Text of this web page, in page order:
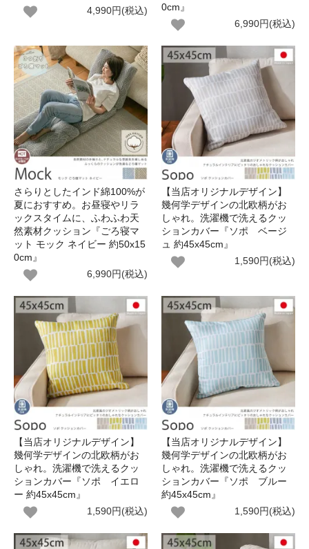
4,990円(税込)
0cm』
6,990円(税込)
さらりとしたインド綿100%が
夏におすすめ。お昼寝やリラ
ックスタイムに、ふわふわ天
然素材クッション『ごろ寝マ
ット モック ネイビー 約50x15
0cm』
6,990円(税込)
【当店オリジナルデザイン】
幾何学デザインの北欧柄がお
しゃれ。洗濯機で洗えるクッ
ションカバー『ソポ ベージ
ュ 約45x45cm』
1,590円(税込)
【当店オリジナルデザイン】
幾何学デザインの北欧柄がお
しゃれ。洗濯機で洗えるクッ
ションカバー『ソポ イエロ
ー 約45x45cm』
1,590円(税込)
【当店オリジナルデザイン】
幾何学デザインの北欧柄がお
しゃれ。洗濯機で洗えるクッ
ションカバー『ソポ ブルー
約45x45cm』
1,590円(税込)